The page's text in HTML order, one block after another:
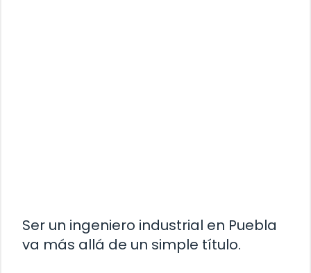
Ser un ingeniero industrial en Puebla
va más allá de un simple título.